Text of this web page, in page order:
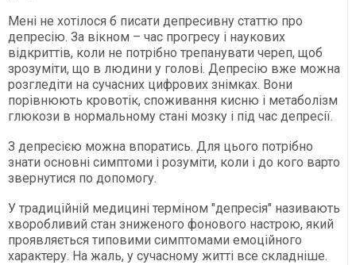
Мені не хотілося б писати депресивну статтю про
депресію. За вікном – час прогресу і наукових
відкриттів, коли не потрібно трепанувати череп, щоб
зрозуміти, що в людини у голові. Депресію вже можна
розгледіти на сучасних цифрових знімках. Вони
порівнюють кровотік, споживання кисню і метаболізм
глюкози в нормальному стані мозку і під час депресії.
З депресією можна впоратись. Для цього потрібно
знати основні симптоми і розуміти, коли і до кого варто
звернутися по допомогу.
У традиційній медицині терміном "депресія" називають
хворобливий стан зниженого фонового настрою, який
проявляється типовими симптомами емоційного
характеру. На жаль, у сучасному житті все складніше.